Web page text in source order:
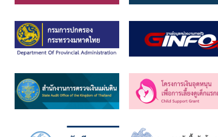
ประกาศผู้ชนะการเสนอราคา
ประกาศเชิญชวนประกวดราคา (e-bidding)